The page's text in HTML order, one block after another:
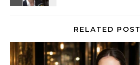
RELATED